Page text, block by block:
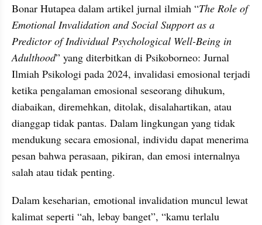
Bonar Hutapea dalam artikel jurnal ilmiah “The Role of
Emotional Invalidation and Social Support as a
Predictor of Individual Psychological Well-Being in
Adulthood” yang diterbitkan di Psikoborneo: Jurnal
Ilmiah Psikologi pada 2024, invalidasi emosional terjadi
ketika pengalaman emosional seseorang dihukum,
diabaikan, diremehkan, ditolak, disalahartikan, atau
dianggap tidak pantas. Dalam lingkungan yang tidak
mendukung secara emosional, individu dapat menerima
pesan bahwa perasaan, pikiran, dan emosi internalnya
salah atau tidak penting.
Dalam keseharian, emotional invalidation muncul lewat
kalimat seperti “ah, lebay banget”, “kamu terlalu